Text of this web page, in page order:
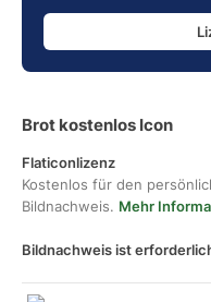
Brot kostenlos Icon
Flaticonlizenz
Kostenlos für den
Bildnachweis. Mehr
Bildnachweis ist